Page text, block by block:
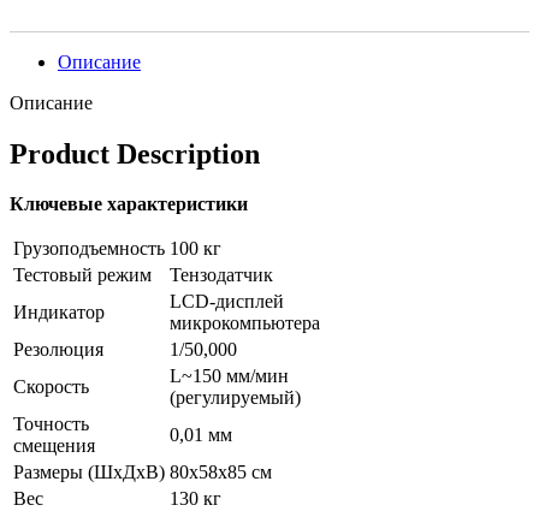
Описание
Описание
Product Description
Ключевые характеристики
Грузоподъемность 100 кг
Тестовый режим
Тензодатчик
Индикатор
LCD-дисплей
микрокомпьютера
Резолюция
1/50,000
Скорость
L~150 мм/мин
(регулируемый)
Точность
смещения
0,01 мм
Размеры (ШхДхВ) 80х58х85 см
Вес
130 кг